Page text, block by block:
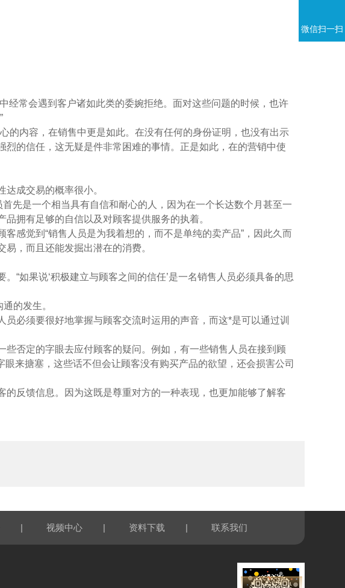
经常会遇到客户诸如此类的委婉拒绝。面对这些问题的时候，也许
的内容，在销售中更是如此。在没有任何的身份证明，也没有出示
的信任，这无疑是件非常困难的事情。正是如此，在的营销中使
成交易的概率很小。
先是一个相当具有自信和耐心的人，因为在一个长达数个月甚至一
拥有足够的自信以及对顾客提供服务的执着。
感觉到“销售人员是为我着想的，而不是单纯的卖产品”，因此久而
，而且还能发掘出潜在的消费。
“如果说‘积极建立与顾客之间的信任’是一名销售人员必须具备的思
的发生。
必须要很好地掌握与顾客交流时运用的声音，而这*是可以通过训
否定的字眼去应付顾客的疑问。例如，有一些销售人员在接到顾
眼来搪塞，这些话不但会让顾客没有购买产品的欲望，还会损害公司
反馈信息。因为这既是尊重对方的一种表现，也更加能够了解客
| 视频中心 | 资料下载 | 联系我们
微信扫一扫